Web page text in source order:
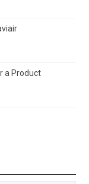
a Product